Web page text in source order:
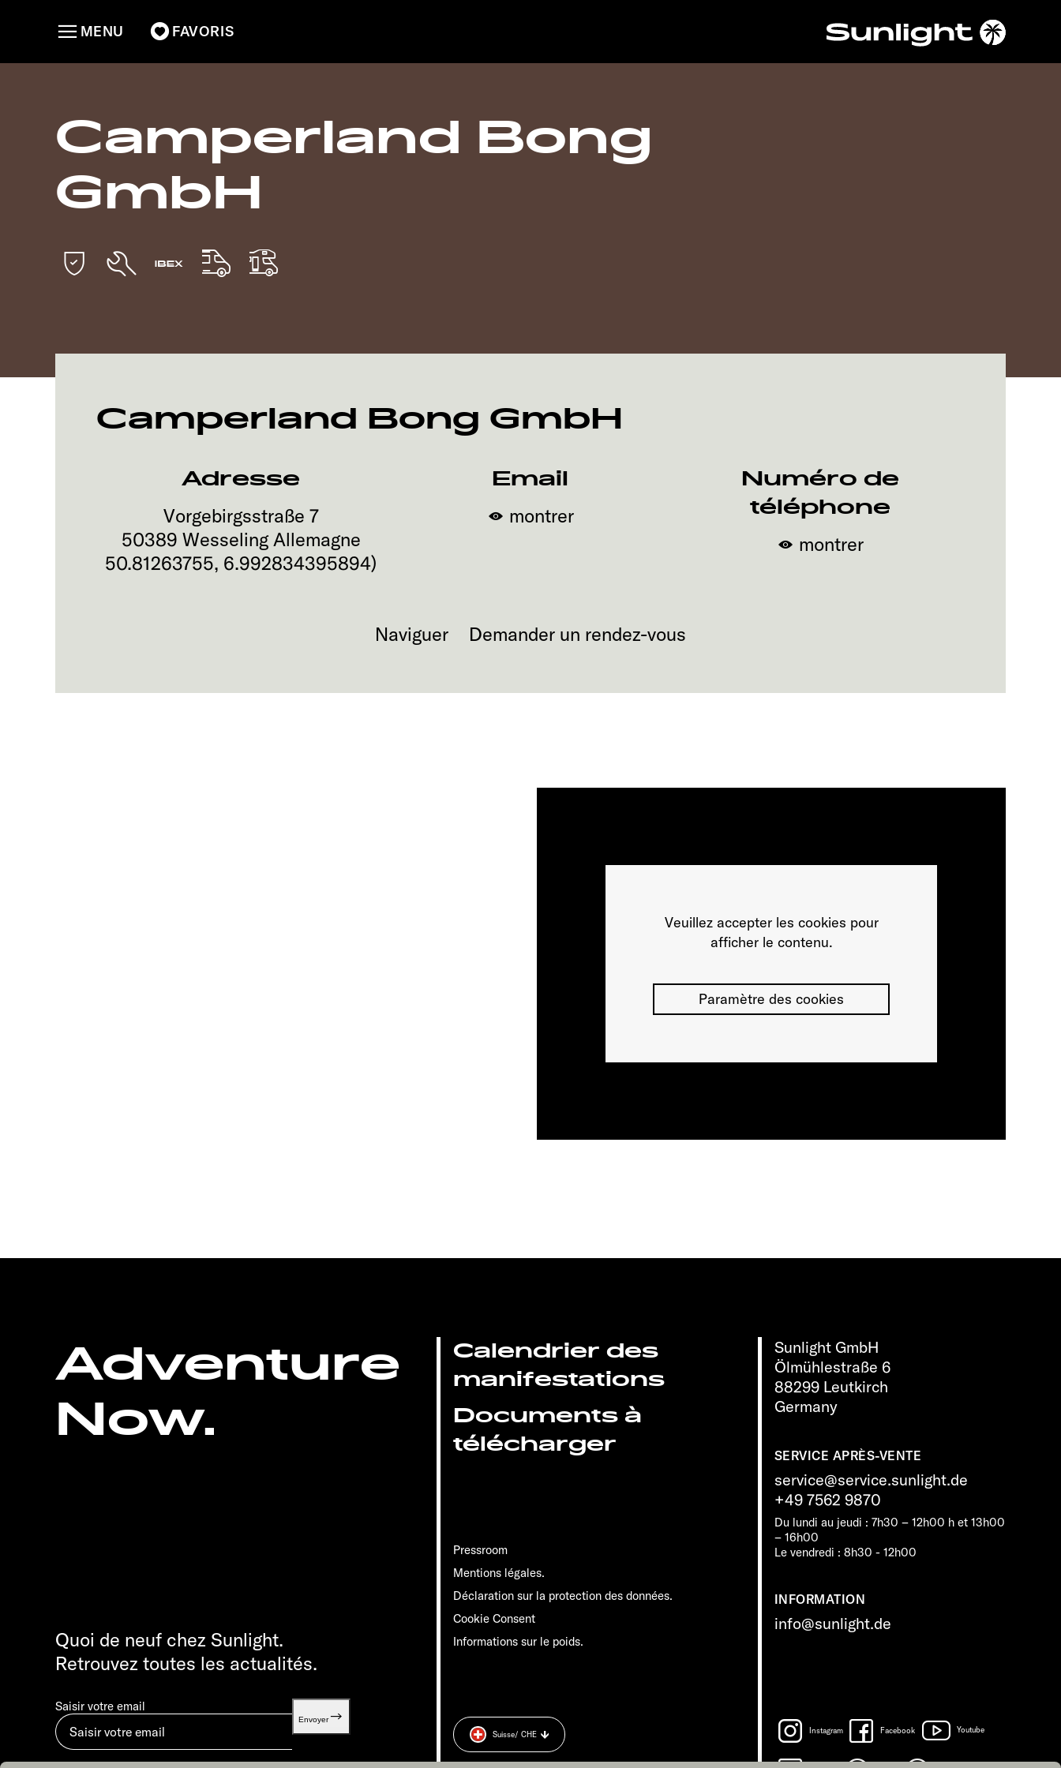
FAVORIS
MENU
Camperland Bong
GmbH
Camperland Bong GmbH
Adresse
Vorgebirgsstraße 7
50389 Wesseling Allemagne
50.81263755, 6.992834395894)
Email
montrer
Numéro de
téléphone
montrer
Naviguer Demander un rendez-vous
Veuillez accepter les cookies pour
afficher le contenu.
Paramètre des cookies
Adventure
Now.
Sunlight GmbH
Ölmühlestraße 6
88299 Leutkirch
Germany
SERVICE APRÈS-VENTE
service@service.sunlight.de
+49 7562 9870
Du lundi au jeudi : 7h30 – 12h00 h et 13h00
– 16h00
Le vendredi : 8h30 - 12h00
INFORMATION
info@sunlight.de
Calendrier des
manifestations
Documents à
télécharger
Pressroom
Mentions légales.
Déclaration sur la protection des données.
Cookie Consent
Informations sur le poids.
Quoi de neuf chez Sunlight.
Retrouvez toutes les actualités.
Saisir votre email
Envoyer
Instagram Facebook Youtube
Suisse/ CHE